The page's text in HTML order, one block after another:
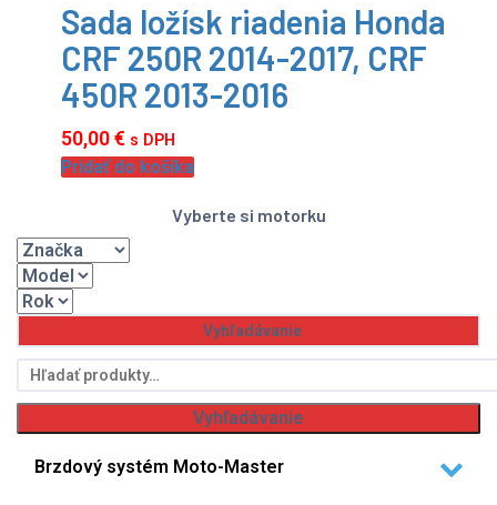
Sada ložísk riadenia Honda
CRF 250R 2014-2017, CRF
450R 2013-2016
50,00€ s DPH
Pridať do košíka
Vyberte si motorku
Hľadať:
Vyhľadávanie
Brzdový systém Moto-Master